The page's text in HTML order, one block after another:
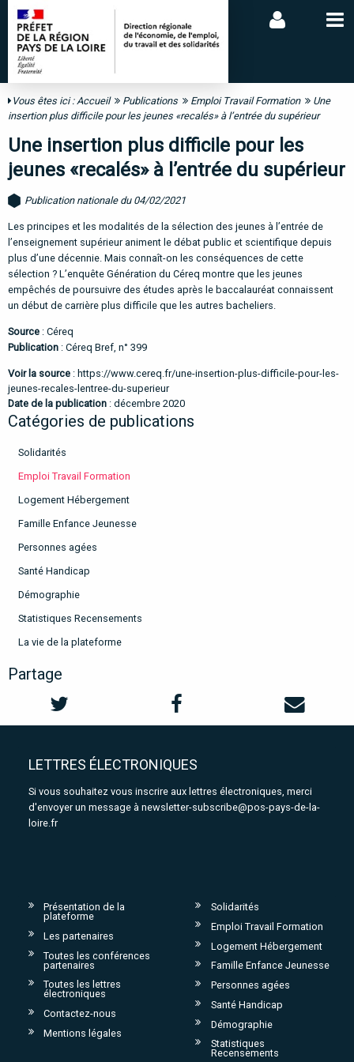
Vous êtes ici :Accueil Publications Emploi Travail Formation
Une
insertion plus difficile pour les jeunes «recalés» à l’entrée du supérieur
Une insertion plus difficile pour les
jeunes «recalés» à l’entrée du supérieur
Publication nationale du 04/02/2021
Les principes et les modalités de la sélection des jeunes à l’entrée de
l’enseignement supérieur animent le débat public et scientifique depuis
plus d’une décennie. Mais connaît-on les conséquences de cette
sélection ? L’enquête Génération du Céreq montre que les jeunes
empêchés de poursuivre des études après le baccalauréat connaissent
un début de carrière plus difficile que les autres bacheliers.
Source : Céreq
Publication : Céreq Bref, n° 399
Voir la source : https://www.cereq.fr/une-insertion-plus-difficile-pour-les-
jeunes-recales-lentree-du-superieur
Date de la publication : décembre 2020
Catégories de publications
Solidarités
Emploi Travail Formation
Logement Hébergement
Famille Enfance Jeunesse
Personnes agées
Santé Handicap
Démographie
Statistiques Recensements
La vie de la plateforme
Partage
LETTRES ÉLECTRONIQUES
Si vous souhaitez vous inscrire aux lettres électroniques, merci
d'envoyer un message à newsletter-subscribe@pos-pays-de-la-
loire.fr
Présentation de la
plateforme
Les partenaires
Toutes les conférences
partenaires
Toutes les lettres
électroniques
Contactez-nous
Mentions légales
Solidarités
Emploi Travail Formation
Logement Hébergement
Famille Enfance Jeunesse
Personnes agées
Santé Handicap
Démographie
Statistiques
Recensements